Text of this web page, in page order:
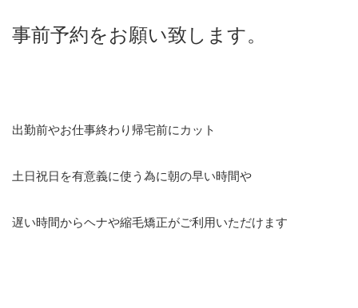
事前予約をお願い致します。
出勤前やお仕事終わり帰宅前にカット
土日祝日を有意義に使う為に朝の早い時間や
遅い時間からヘナや縮毛矯正がご利用いただけます